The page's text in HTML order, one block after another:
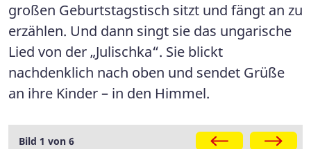
großen Geburtstagstisch sitzt und fängt an zu
erzählen. Und dann singt sie das ungarische
Lied von der „Julischka“. Sie blickt
nachdenklich nach oben und sendet Grüße
an ihre Kinder – in den Himmel.
Galerie
Bild 1 von 6